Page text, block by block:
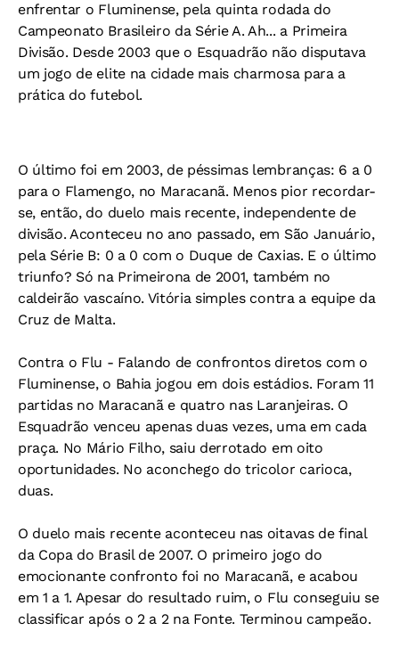
enfrentar o Fluminense, pela quinta rodada do
Campeonato Brasileiro da Série A. Ah... a Primeira
Divisão. Desde 2003 que o Esquadrão não disputava
um jogo de elite na cidade mais charmosa para a
prática do futebol.
O último foi em 2003, de péssimas lembranças: 6 a 0
para o Flamengo, no Maracanã. Menos pior recordar-
se, então, do duelo mais recente, independente de
divisão. Aconteceu no ano passado, em São Januário,
pela Série B: 0 a 0 com o Duque de Caxias. E o último
triunfo? Só na Primeirona de 2001, também no
caldeirão vascaíno. Vitória simples contra a equipe da
Cruz de Malta.
Contra o Flu - Falando de confrontos diretos com o
Fluminense, o Bahia jogou em dois estádios. Foram 11
partidas no Maracanã e quatro nas Laranjeiras. O
Esquadrão venceu apenas duas vezes, uma em cada
praça. No Mário Filho, saiu derrotado em oito
oportunidades. No aconchego do tricolor carioca,
duas.
O duelo mais recente aconteceu nas oitavas de final
da Copa do Brasil de 2007. O primeiro jogo do
emocionante confronto foi no Maracanã, e acabou
em 1 a 1. Apesar do resultado ruim, o Flu conseguiu se
classificar após o 2 a 2 na Fonte. Terminou campeão.